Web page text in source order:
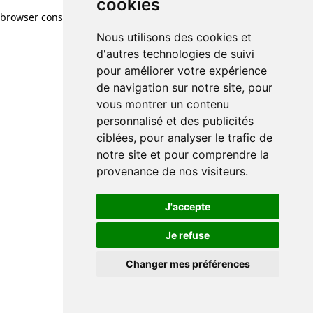
cookies
Nous utilisons des cookies et
d'autres technologies de suivi
pour améliorer votre expérience
de navigation sur notre site, pour
vous montrer un contenu
personnalisé et des publicités
ciblées, pour analyser le trafic de
notre site et pour comprendre la
provenance de nos visiteurs.
J'accepte
Je refuse
Changer mes préférences
browser console for more information)